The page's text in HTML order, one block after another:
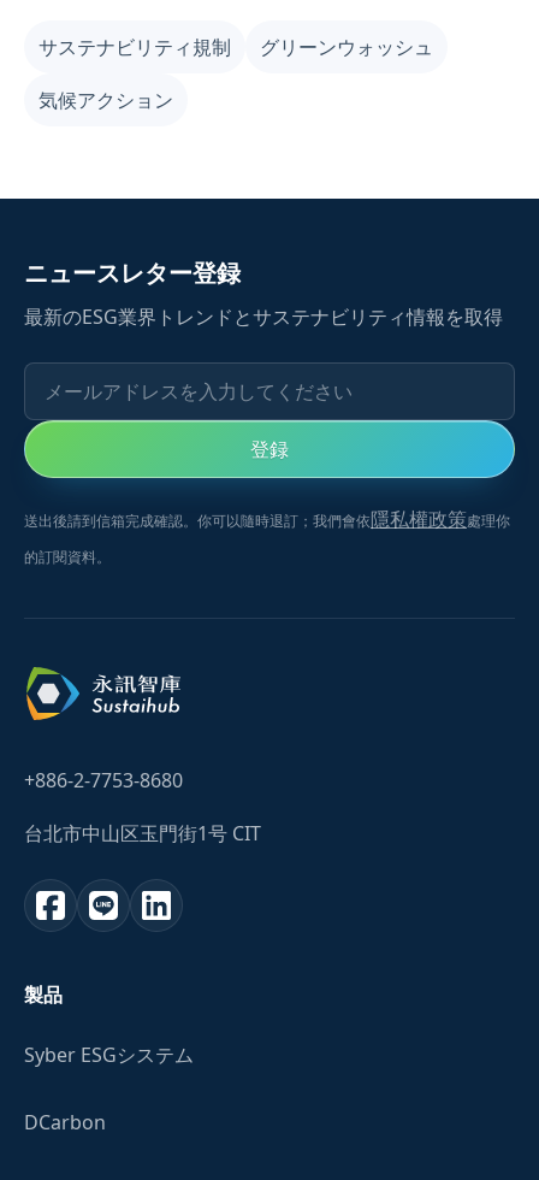
れらの動向は台湾の上場企業に深い影響を与え、コンプ
ライアンス、投資戦略、サステナビリティ報告に関わり
サステナビリティ規制
グリーンウォッシュ
気候アクション
ニュースレター登録
最新のESG業界トレンドとサステナビリティ情報を取得
メールアドレスを入力してください
登録
送出後請到信箱完成確認。你可以隨時退訂；我們會依隱私權政策處理你
的訂閱資料。
+886-2-7753-8680
台北市中山区玉門街1号 CIT
製品
Syber ESGシステム
DCarbon